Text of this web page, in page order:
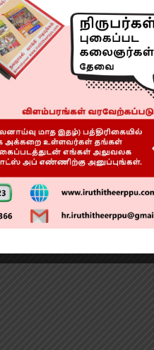
X விமர்சனம் RATING 2.9/5
‘மனிதன் தெய்வமாகலாம்’
2.9/5